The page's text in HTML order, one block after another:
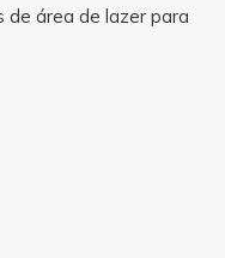
de área de lazer para